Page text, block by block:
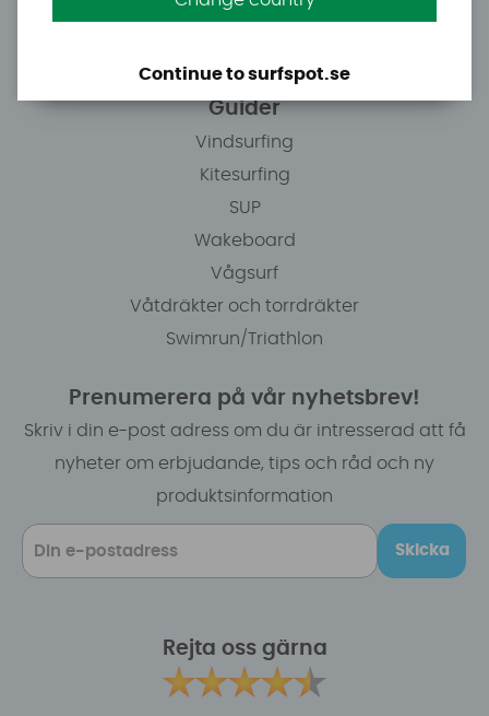
Tel: +46 8 7101600
Guider
Vindsurfing
Kitesurfing
SUP
Wakeboard
Vågsurf
Våtdräkter och torrdräkter
Swimrun/Triathlon
Prenumerera på vår nyhetsbrev!
Skriv i din e-post adress om du är intresserad att få
nyheter om erbjudande, tips och råd och ny
produktsinformation
Skicka
Rejta oss gärna
Continue to surfspot.se